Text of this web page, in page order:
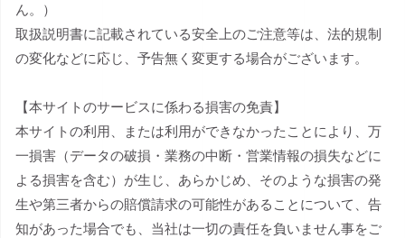
ん。）
取扱説明書に記載されている安全上のご注意等は、法的規制
の変化などに応じ、予告無く変更する場合がございます。
【本サイトのサービスに係わる損害の免責】
本サイトの利用、または利用ができなかったことにより、万
一損害（データの破損・業務の中断・営業情報の損失などに
よる損害を含む）が生じ、あらかじめ、そのような損害の発
生や第三者からの賠償請求の可能性があることについて、告
知があった場合でも、当社は一切の責任を負いません事をご